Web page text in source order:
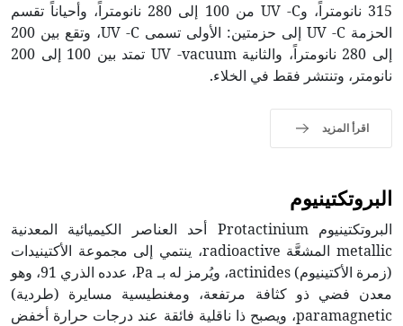
315 نانومتراً، وUV -C من 100 إلى 280 نانومتراً، وأحياناً تقسم
الحزمة UV -C إلى حزمتين: الأولى تسمى UV -C، وتقع بين 200
إلى 280 نانومتراً، والثانية UV -vacuum تمتد بين 100 إلى 200
نانومتر، وتنتشر فقط في الخلاء.
اقرأ المزيد
البروتكتينيوم
البروتكتينيوم Protactinium أحد العناصر الكيميائية المعدنية
metallic المشعَّة radioactive، ينتمي إلى مجموعة الأكتينيدات
(زمرة الأكتينيوم) actinides، ويُرمز له بـ Pa، عدده الذري 91، وهو
معدن فضي ذو كثافة مرتفعة، ومغنطيسية مسايرة (طردية)
paramagnetic، ويصبح ذا ناقلية فائقة عند درجات حرارة أخفض